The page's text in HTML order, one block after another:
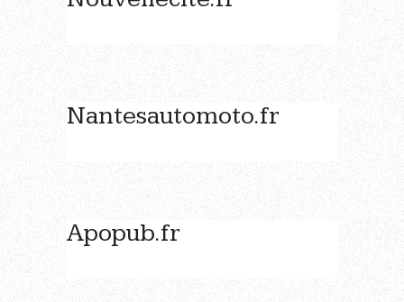
Nantesautomoto.fr
Apopub.fr